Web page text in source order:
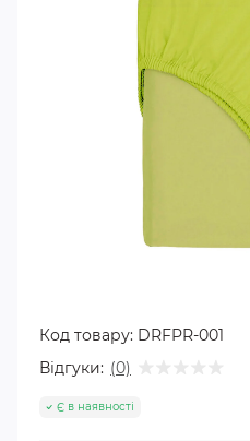
Код товару: DRFPR-001
Відгуки: (0)
Є в наявності